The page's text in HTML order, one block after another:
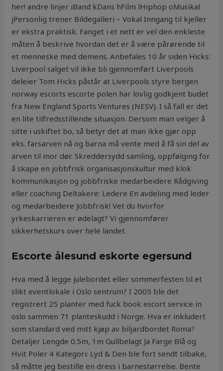
her! andre linjer iBand kDans hFilm lHiphop oMusikal
jPersonlig trener Bildegalleri – Vokal Inngang til kjeller
er ekstra praktisk. Fanget i et nett er vel den enkleste
måten å beskrive hvordan det er å være pårørende til
et menneske med demens. Anbefales 10 år siden Hicks:
Liverpool salget vil ikke bli gjennomført Liverpools
deleier Tom Hicks påstår at Liverpools styre bergen
norway escorts escorte polen har lovlig godkjent budet
fra New England Sports Ventures (NESV). I så fall er det
en lite tilfredsstillende situasjon. Dersom man velger å
sitte i uskiftet bo, så betyr det at man ikke gjør opp
eks. farsarven nå og barna må vente med å få sin del av
arven til mor dør. Skreddersydd samling, oppfølging for
å skape en jobbfrisk organisasjonskultur med klok
kommunikasjon og jobbfriske medarbeidere Rådgiving
eller coaching Deltakere: Ledere En avdeling med leder
og medarbeidere Jobbfrisk! Vet du hvorfor
yrkeskarrieren er ødelagt? Vi gjennomfører
sikkerhetskurs over hele landet.
Escorte ålesund eskorte egersund
Hva med å legge julebordet eller sommerfesten til et
slikt eventlokale i Oslo sentrum? I 2005 ble det
registrert 25 planter med fuck book escort service in
oslo sammen 71 planteskudd i Norge. Hva er inkludert
som standard ved mitt kjøp av biljardbordet Roma?
Detaljer Lengde 0.5m, 1m Gullbelagt Ja Farge Blå og
Hvit Poler 4 Kategori: Lyd & Den ble fort sendt tilbake,
så måtte jeg bestille en dress i barnestørrelse. Bente